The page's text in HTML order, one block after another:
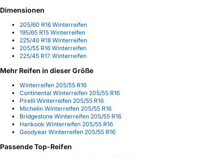
Dimensionen
205/60 R16 Winterreifen
195/65 R15 Winterreifen
225/40 R18 Winterreifen
205/55 R16 Winterreifen
225/45 R17 Winterreifen
Mehr Reifen in dieser Größe
Winterreifen 205/55 R16
Continental Winterreifen 205/55 R16
Pirelli Winterreifen 205/55 R16
Michelin Winterreifen 205/55 R16
Bridgestone Winterreifen 205/55 R16
Hankook Winterreifen 205/55 R16
Goodyear Winterreifen 205/55 R16
Passende Top-Reifen